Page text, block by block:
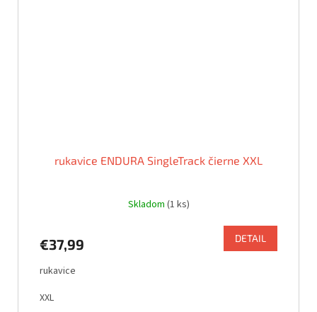
rukavice ENDURA SingleTrack čierne XXL
Skladom (1 ks)
€37,99 DETAIL
rukavice
XXL